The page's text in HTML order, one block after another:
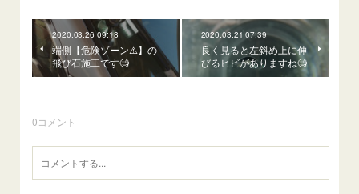
2020.03.26 09:18
端側【危険ゾーン⚠️】の
飛び石施工です🧐
2020.03.21 07:39
良く見ると左斜め上に伸
びるヒビがありますね🧐
0コメント